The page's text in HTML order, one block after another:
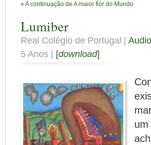
« A continuação de A maior flor do Mundo
Lumiber
Real Colégio de Portugal | Audio
5 Anos | [download]
um